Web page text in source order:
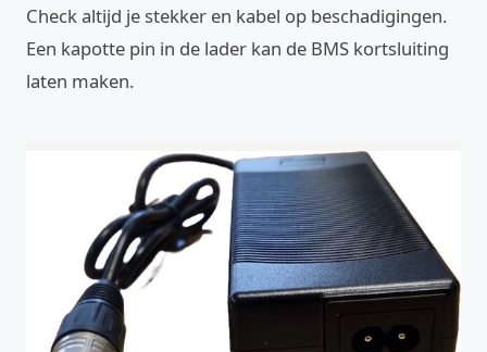
Check altijd je stekker en kabel op beschadigingen.
Een kapotte pin in de lader kan de BMS kortsluiting
laten maken.